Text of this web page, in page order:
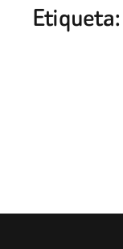
Etiqueta: